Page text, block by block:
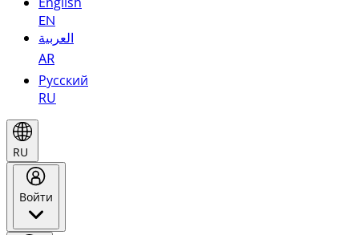
EN
العربية
AR
Русский
RU
RU
Войти